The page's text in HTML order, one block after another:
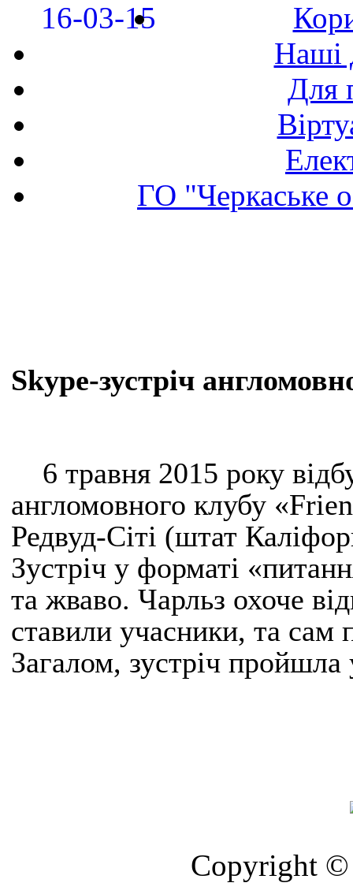
Наші
Для
ГО "Черкаське
Skype-зустріч
6 травня 2015 року
англомовного клубу
Редвуд-Сіті (штат
Зустріч у форматі
та жваво. Чарльз охоче
ставили учасники, та сам
Загалом, зустріч пройшла
Copyright ©